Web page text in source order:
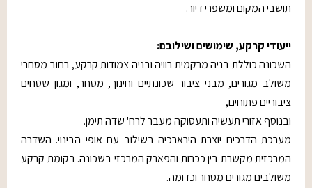
תושבי המקום ומשפרי דיור.
ייעודי קרקע, שימושים ושילובם:
השכונה כוללת בניה מרקמית רוויה ובניה צמודות קרקע, רחוב מסחרי
משולב מגורים, מבני ציבור שכונתיים וחינוך, מסחר, ומגון שטחים
ציבוריים פתוחים,
ובנוסף אזורי תעשיה ותעסוקה מעבר לרח' שדה תימן.
מערכת הדרכים יוצרת הירארכיה בשילוב עם אופי הבינוי. השדרה
המרכזית מקשרת בין ככרות והפארק המרכזי בשכונה. בקומת קרקע
משולבים מגורים מסחר וכדומה.